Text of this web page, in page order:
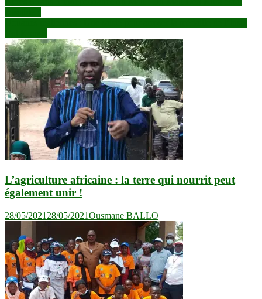
Navigation
de
l’article
L’agriculture africaine : la terre qui nourrit peut
également unir !
28/05/2021 28/05/2021Ousmane BALLO